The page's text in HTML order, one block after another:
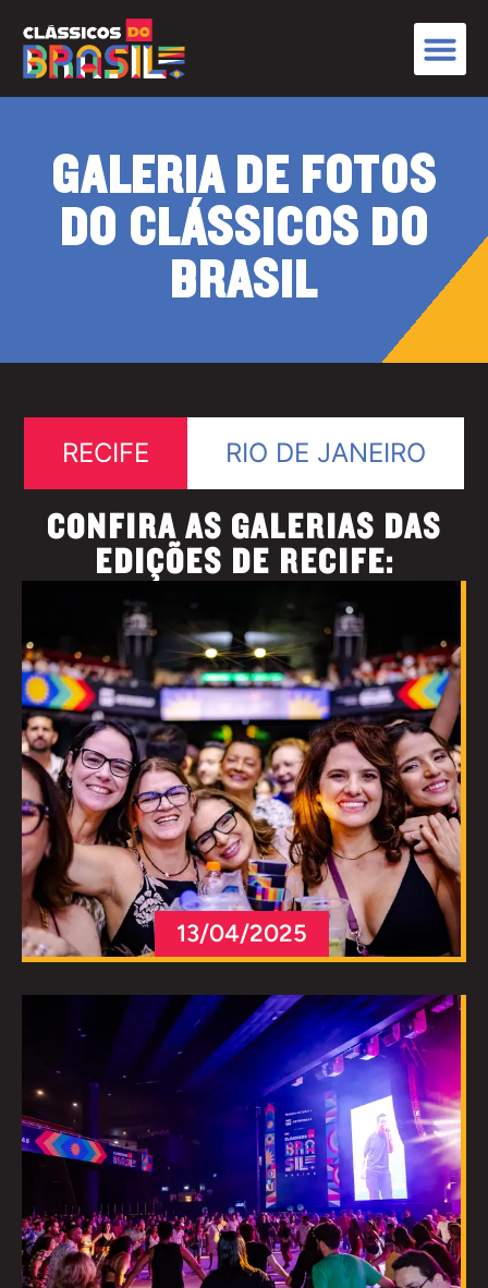
GALERIA DE FOTOS
DO CLÁSSICOS DO
BRASIL
RECIFE RIO DE JANEIRO
CONFIRA AS GALERIAS DAS
EDIÇÕES DE RECIFE:
13/04/2025